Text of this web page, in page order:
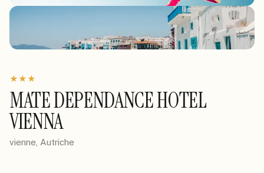
★★★
MATE DEPENDANCE HOTEL
VIENNA
vienne, Autriche